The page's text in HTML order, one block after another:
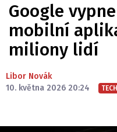
Google
mobilní
miliony lidí
Libor Novák
10. května 2026 20:24